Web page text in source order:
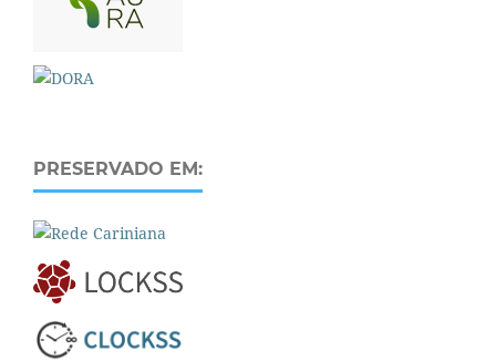
PRESERVADO EM: